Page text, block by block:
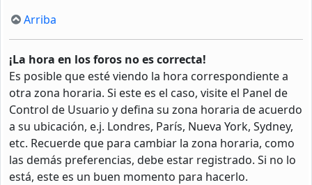
Arriba
¡La hora en los foros no es correcta!
Es posible que esté viendo la hora correspondiente a
otra zona horaria. Si este es el caso, visite el Panel de
Control de Usuario y defina su zona horaria de acuerdo
a su ubicación, e.j. Londres, París, Nueva York, Sydney,
etc. Recuerde que para cambiar la zona horaria, como
las demás preferencias, debe estar registrado. Si no lo
está, este es un buen momento para hacerlo.